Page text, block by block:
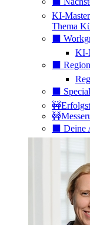
KI-
Thema
⬛️
KI-
⬛️
⬛️ Special
⬛️